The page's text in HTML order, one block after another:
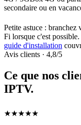
secondaire ou en
Petite astuce :
Fi lorsque c'est
guide d'installation
Avis clients · 4,8/5
Ce que nos
IPTV.
★★★★★